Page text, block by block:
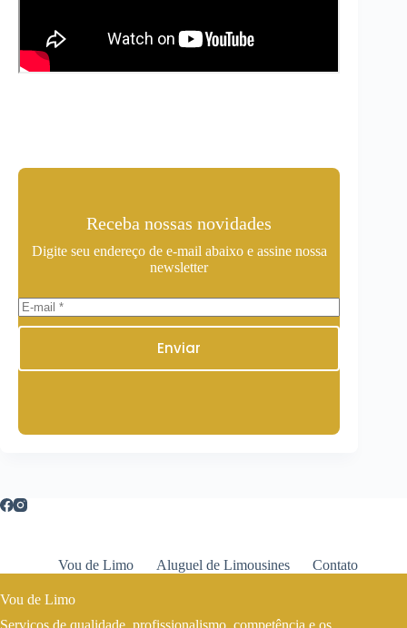
Receba nossas novidades
Digite seu endereço de e-mail abaixo e assine nossa
newsletter
Enviar
Vou de Limo Aluguel de Limousines Contato
Vou de Limo
Serviços de qualidade, profissionalismo, competência e os